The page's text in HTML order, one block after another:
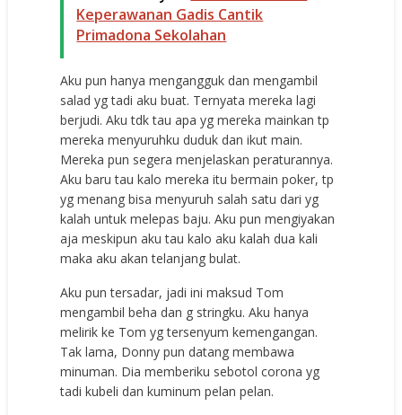
Keperawanan Gadis Cantik
Primadona Sekolahan
Aku pun hanya mengangguk dan mengambil
salad yg tadi aku buat. Ternyata mereka lagi
berjudi. Aku tdk tau apa yg mereka mainkan tp
mereka menyuruhku duduk dan ikut main.
Mereka pun segera menjelaskan peraturannya.
Aku baru tau kalo mereka itu bermain poker, tp
yg menang bisa menyuruh salah satu dari yg
kalah untuk melepas baju. Aku pun mengiyakan
aja meskipun aku tau kalo aku kalah dua kali
maka aku akan telanjang bulat.
Aku pun tersadar, jadi ini maksud Tom
mengambil beha dan g stringku. Aku hanya
melirik ke Tom yg tersenyum kemengangan.
Tak lama, Donny pun datang membawa
minuman. Dia memberiku sebotol corona yg
tadi kubeli dan kuminum pelan pelan.